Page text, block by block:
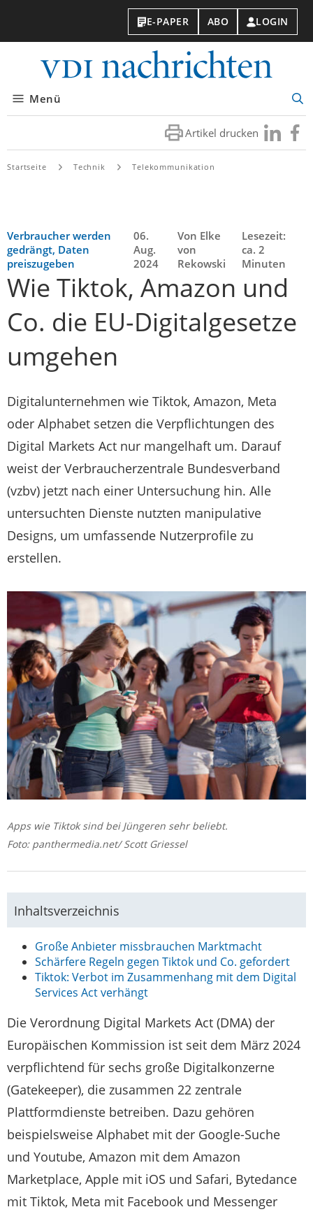
E-PAPER ABO LOGIN
Menü
Artikel drucken Besuchen
Sie
Sie
Startseite Technik Telekommunikation
Verbraucher werden
gedrängt, Daten
preiszugeben
06.
Aug.
2024
Von Elke
von
Rekowski
Lesezeit:
ca. 2
Minuten
Wie Tiktok, Amazon und
Co. die EU-Digitalgesetze
umgehen
Digitalunternehmen wie Tiktok, Amazon, Meta
oder Alphabet setzen die Verpflichtungen des
Digital Markets Act nur mangelhaft um. Darauf
weist der Verbraucherzentrale Bundesverband
(vzbv) jetzt nach einer Untersuchung hin. Alle
untersuchten Dienste nutzten manipulative
Designs, um umfassende Nutzerprofile zu
erstellen.
Apps wie Tiktok sind bei Jüngeren sehr beliebt.
Foto: panthermedia.net/ Scott Griessel
Inhaltsverzeichnis
Große Anbieter missbrauchen Marktmacht
Schärfere Regeln gegen Tiktok und Co. gefordert
Tiktok: Verbot im Zusammenhang mit dem Digital
Services Act verhängt
Die Verordnung Digital Markets Act (DMA) der
Europäischen Kommission ist seit dem März 2024
verpflichtend für sechs große Digitalkonzerne
(Gatekeeper), die zusammen 22 zentrale
Plattformdienste betreiben. Dazu gehören
beispielsweise Alphabet mit der Google-Suche
und Youtube, Amazon mit dem Amazon
Marketplace, Apple mit iOS und Safari, Bytedance
mit Tiktok, Meta mit Facebook und Messenger